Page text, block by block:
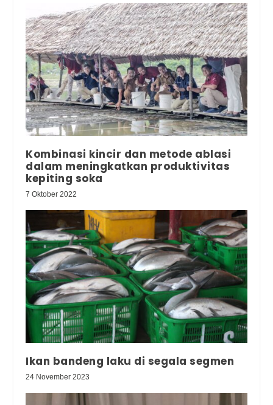
Kombinasi kincir dan metode ablasi
dalam meningkatkan produktivitas
kepiting soka
7 Oktober 2022
Ikan bandeng laku di segala segmen
24 November 2023